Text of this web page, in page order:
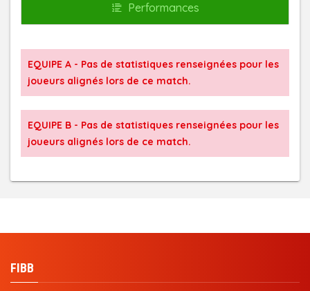
Performances
EQUIPE A - Pas de statistiques renseignées pour les
joueurs alignés lors de ce match.
EQUIPE B - Pas de statistiques renseignées pour les
joueurs alignés lors de ce match.
FIBB